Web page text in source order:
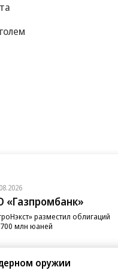
«Газпромбанк»
разместил облигаций
млн юаней
оружии